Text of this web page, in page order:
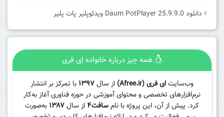
دانلود Daum PotPlayer 25.9.9.0 ویدئوپلیر پات پلیر
همه چیز درباره خانواده اِی فری
وب‌سایتای فری (Afree.ir) از سال۱۳۹۷ با تمرکز بر انتشار
نرم‌افزارهای تخصصی و محتوای آموزشی در حوزه فناوری آغاز به‌کار
کرد. پیش از آن، این پروژه با نامسافت۴ از سال۱۳۸۷ به‌صورت